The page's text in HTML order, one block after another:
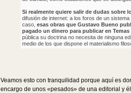
Si realmente quiere salir de dudas sobre
difusión de internet: a los foros de un
caso, esas obras que Gustavo Bueno
pagado un dinero para publicar en Temas
pública su doctrina no necesita de ninguna
medio de los que dispone el materialismo
Veamos esto con tranquilidad porque aquí es
encargo de unos «pesados» de una editorial y